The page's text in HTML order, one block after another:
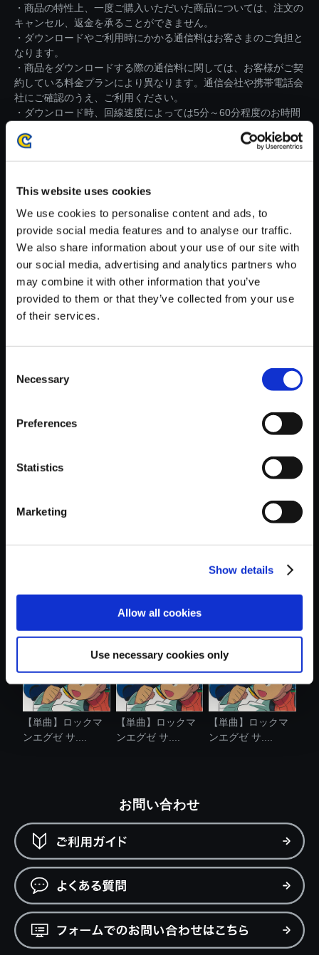
This website uses cookies
We use cookies to personalise content and ads, to
provide social media features and to analyse our traffic.
We also share information about your use of our site with
our social media, advertising and analytics partners who
may combine it with other information that you’ve
provided to them or that they’ve collected from your use
of their services.
Selection
Necessary
Preferences
Statistics
Marketing
Show details
Allow all cookies
Use necessary cookies only
・商品の特性上、一度ご購入いただいた商品については、注文の
キャンセル、返金を承ることができません。
・ダウンロードやご利用時にかかる通信料はお客さまのご負担と
なります。
・商品をダウンロードする際の通信料に関しては、お客様がご契
約している料金プランにより異なります。通信会社や携帯電話会
社にご確認のうえ、ご利用ください。
・ダウンロード時、回線速度によっては5分～60分程度のお時間
※ご購入いただいたファイルのダウンロードの際には、通信環境
【単曲】ロックマンエグゼ サウ
ンドBOX WWWのテーマ
150円
おすすめ商品
ンエグゼ サ....
ンエグゼ サ....
ンエグゼ サ....
【単曲】ロックマ
ンエグゼ サ....
【単曲】ロックマ
ンエグゼ サ....
【単曲】ロックマ
ンエグゼ サ....
お問い合わせ